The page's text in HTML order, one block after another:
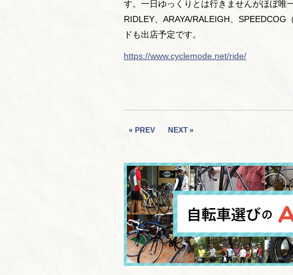
す。一日ゆっくりとは行きませんがほぼ唯
RIDLEY、ARAYA/RALEIGH、
ドも出店予定です。
https://www.cyclemode.net/ride/
« PREV NEXT »